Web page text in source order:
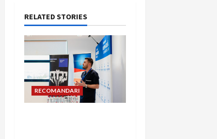
v
i
g
a
t
RELATED STORIES
RECOMANDARI